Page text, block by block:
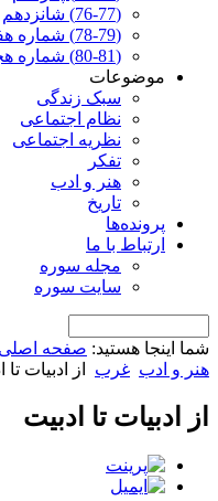
(76-77) شانزدهم
(78-79) شماره هفدهم
(80-81) شماره هجدهم
موضوعات
سبک زندگی
نظام اجتماعی
نظریه اجتماعی
تفکر
هنر و ادب
تاریخ
پرونده‌ها
ارتباط با ما
مجله سوره
سایت سوره
شما اینجا هستید: صفحه اصلی
هنر و ادب غرب از ادبیات تا
از ادبیات تا ادبیت